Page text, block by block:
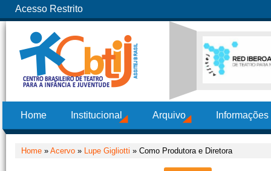
Acesso Restrito
Home Institucional Arquivo
Home » Acervo » Lupe Gigliotti » Como Produtora e Diretora